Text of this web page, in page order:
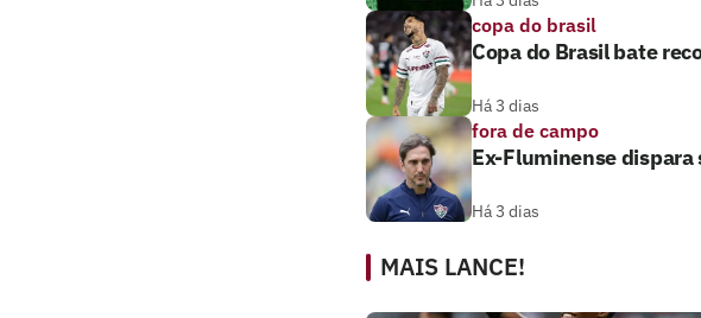
copa do brasil
Copa do Brasil bate
Há 3 dias
fora de campo
Ex-Fluminense
Há 3 dias
MAIS LANCE!